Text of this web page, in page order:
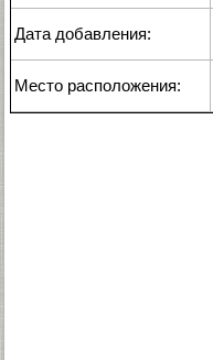
Дата добавления:
Место расположения: